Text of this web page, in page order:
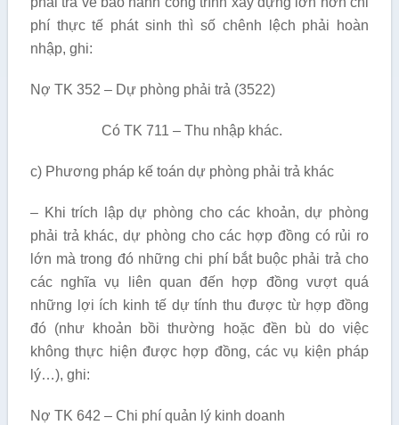
phí thực tế phát sinh thì số chênh lệch phải hoàn
nhập, ghi:
Nợ TK 352 – Dự phòng phải trả (3522)
Có TK 711 – Thu nhập khác.
c) Phương pháp kế toán dự phòng phải trả khác
– Khi trích lập dự phòng cho các khoản, dự phòng
phải trả khác, dự phòng cho các hợp đồng có rủi ro
lớn mà trong đó những chi phí bắt buộc phải trả cho
các nghĩa vụ liên quan đến hợp đồng vượt quá
những lợi ích kinh tế dự tính thu được từ hợp đồng
đó (như khoản bồi thường hoặc đền bù do việc
không thực hiện được hợp đồng, các vụ kiện pháp
lý…), ghi:
Nợ TK 642 – Chi phí quản lý kinh doanh